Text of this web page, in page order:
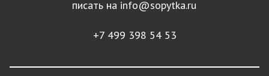
писать на info@sopytka.ru
+7 499 398 54 53